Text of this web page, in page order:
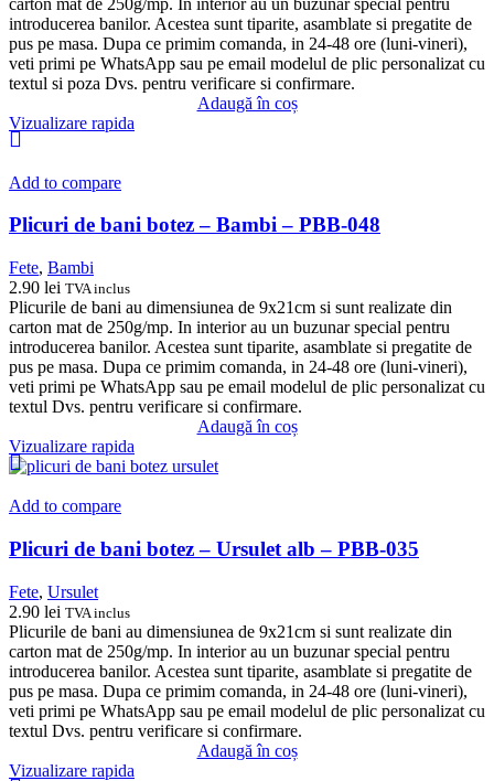
introducerea banilor. Acestea sunt tiparite, asamblate si pregatite de
pus pe masa. Dupa ce primim comanda, in 24-48 ore (luni-vineri),
veti primi pe WhatsApp sau pe email modelul de plic personalizat cu
textul si poza Dvs. pentru verificare si confirmare.
Adaugă în coș
Vizualizare rapida
Add to compare
Plicuri de bani botez – Bambi – PBB-048
Fete, Bambi
2.90 lei TVA inclus
Plicurile de bani au dimensiunea de 9x21cm si sunt realizate din
carton mat de 250g/mp. In interior au un buzunar special pentru
introducerea banilor. Acestea sunt tiparite, asamblate si pregatite de
pus pe masa. Dupa ce primim comanda, in 24-48 ore (luni-vineri),
veti primi pe WhatsApp sau pe email modelul de plic personalizat cu
textul Dvs. pentru verificare si confirmare.
Adaugă în coș
Vizualizare rapida
Add to compare
Plicuri de bani botez – Ursulet alb – PBB-035
Fete, Ursulet
2.90 lei TVA inclus
Plicurile de bani au dimensiunea de 9x21cm si sunt realizate din
carton mat de 250g/mp. In interior au un buzunar special pentru
introducerea banilor. Acestea sunt tiparite, asamblate si pregatite de
pus pe masa. Dupa ce primim comanda, in 24-48 ore (luni-vineri),
veti primi pe WhatsApp sau pe email modelul de plic personalizat cu
textul Dvs. pentru verificare si confirmare.
Adaugă în coș
Vizualizare rapida